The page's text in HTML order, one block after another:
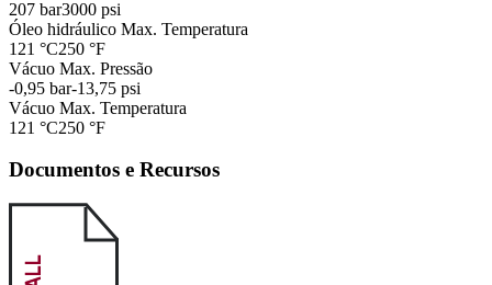
207 bar3000 psi
Óleo hidráulico Max. Temperatura
121 °C250 °F
Vácuo Max. Pressão
-0,95 bar-13,75 psi
Vácuo Max. Temperatura
121 °C250 °F
Documentos e Recursos